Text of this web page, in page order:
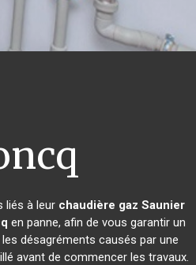
liés à leur chaudière gaz Saunier
en panne, afin de vous garantir un
désagréments causés par une
avant de commencer les travaux.